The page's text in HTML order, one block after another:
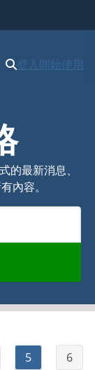
登入開始使用
的最新消息、
內容。
5 6